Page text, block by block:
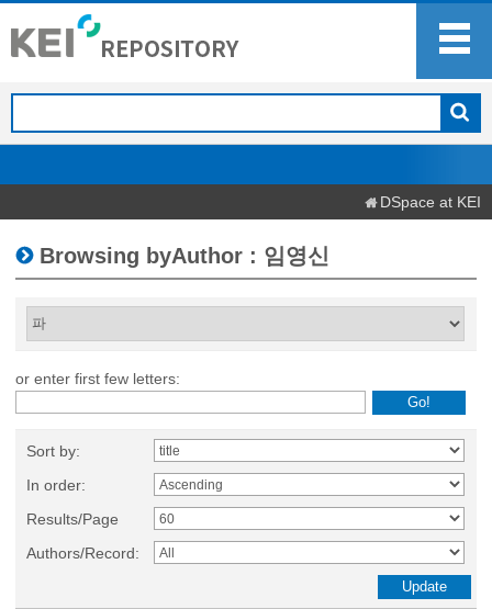
DSpace at KEI
Browsing byAuthor : 임영신
or enter first few letters:
Sort by:
In order:
Results/Page
Authors/Record: